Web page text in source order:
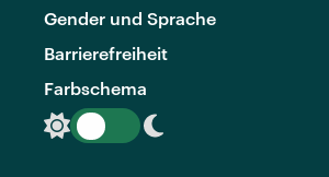
Gender und Sprache
Barrierefreiheit
Farbschema